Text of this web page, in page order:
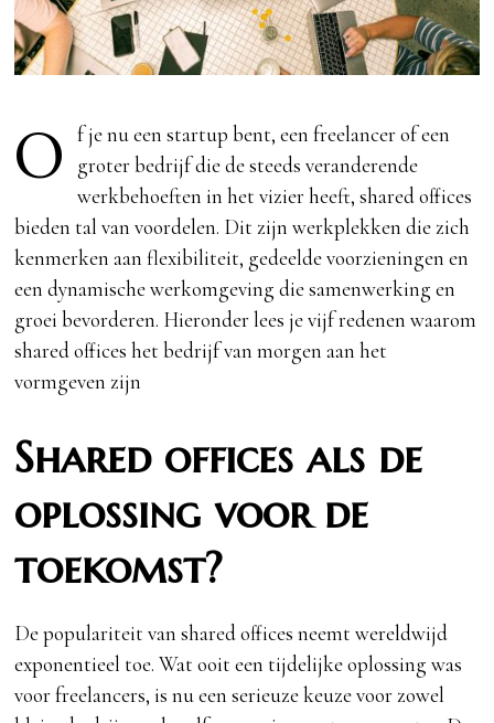
O
f je nu een startup bent, een freelancer of een
groter bedrijf die de steeds veranderende
werkbehoeften in het vizier heeft, shared offices
bieden tal van voordelen. Dit zijn werkplekken die zich
kenmerken aan flexibiliteit, gedeelde voorzieningen en
een dynamische werkomgeving die samenwerking en
groei bevorderen. Hieronder lees je vijf redenen waarom
shared offices het bedrijf van morgen aan het
vormgeven zijn
Shared offices als de
oplossing voor de
toekomst?
De populariteit van shared offices neemt wereldwijd
exponentieel toe. Wat ooit een tijdelijke oplossing was
voor freelancers, is nu een serieuze keuze voor zowel